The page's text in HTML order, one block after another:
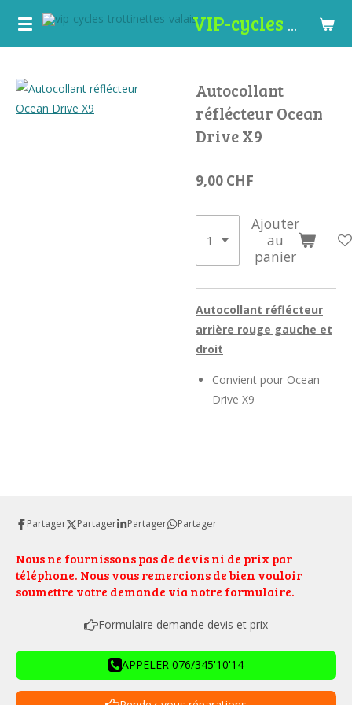
Passer
VIP-cycles www.trottinettes-valais.ch
Autocollant
réflécteur Ocean
Drive X9
9,00 CHF
Ajouter
au
panier
Autocollant réflécteur
arrière rouge gauche et
droit
Convient pour Ocean
Drive X9
Partager Partager Partager Partager
Nous ne fournissons pas de devis ni de prix par
téléphone. Nous vous remercions de bien vouloir
soumettre votre demande via notre formulaire.
Formulaire demande devis et prix
APPELER 076/345'10'14